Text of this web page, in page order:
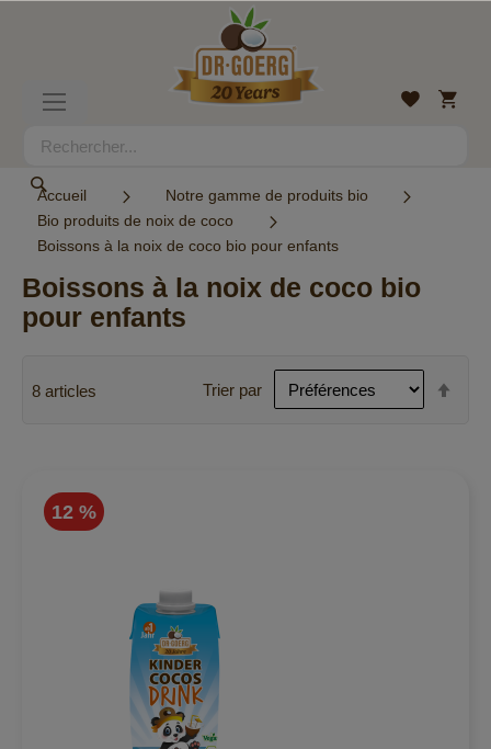
navigation
Rechercher
Liste
Mon
panier
Accueil
Notre gamme de produits bio
Bio produits de noix de coco
Boissons à la noix de coco bio pour enfants
Boissons à la noix de coco bio
pour enfants
8 articles Trier par
12 %